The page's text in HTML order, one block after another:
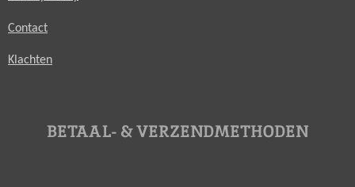
Contact
Klachten
BETAAL- & VERZENDMETHODEN